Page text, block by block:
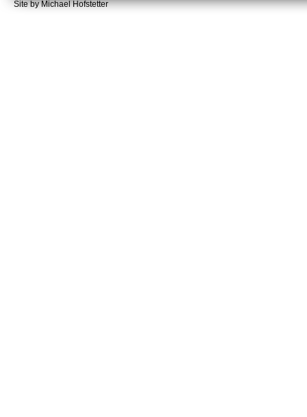
Site by Michael Hofstetter